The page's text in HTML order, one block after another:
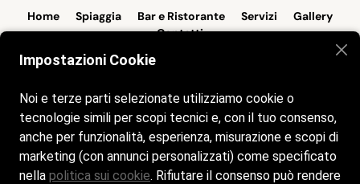
Home Spiaggia Bar e Ristorante Servizi
Gallery
Contatti
Siamo aperti tutti i giorni dalle 8:00 alle 23:00
Cookie Policy
Privacy Policy
Impostazioni Cookie
Noi e terze parti selezionate utilizziamo cookie o
tecnologie simili per scopi tecnici e, con il tuo consenso,
anche per funzionalità, esperienza, misurazione e scopi di
marketing (con annunci personalizzati) come specificato
nella politica sui cookie. Rifiutare il consenso può rendere